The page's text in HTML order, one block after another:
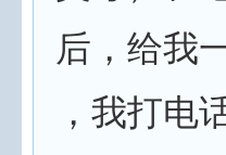
后，给我
，我打电